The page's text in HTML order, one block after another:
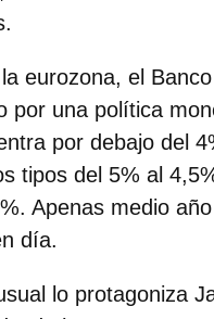
eurozona, el
por una política
por debajo del
tipos del 5% al
Apenas medio
día.
lo protagoniza